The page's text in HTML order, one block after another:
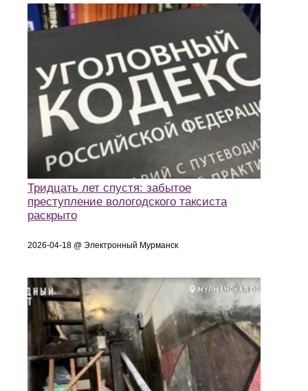
Тридцать лет спустя: забытое
преступление вологодского таксиста
раскрыто
2026-04-18 @ Электронный Мурманск